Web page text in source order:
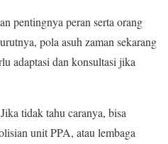
pentingnya peran serta orang
pola asuh zaman sekarang
adaptasi dan konsultasi jika
tidak tahu caranya, bisa
unit PPA, atau lembaga